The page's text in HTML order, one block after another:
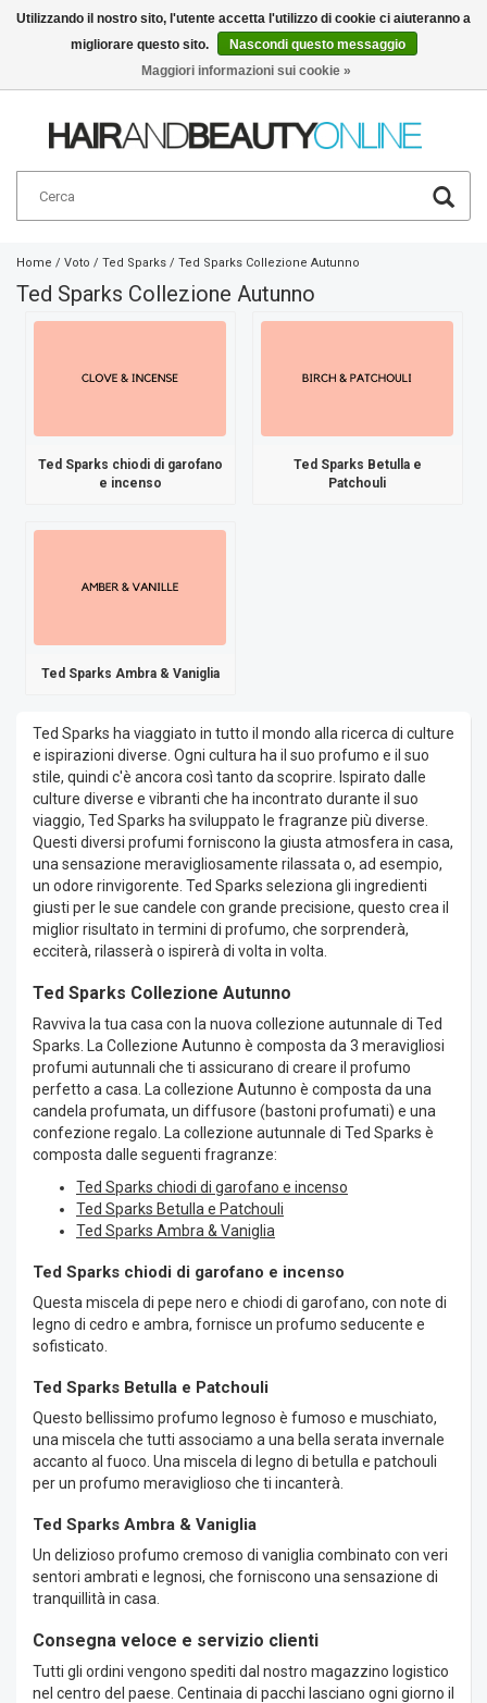
Italiano
Home / Voto / Ted Sparks / Ted Sparks Collezione Autunno
Ted Sparks Collezione Autunno
Ted Sparks chiodi di garofano
e incenso
Ted Sparks Betulla e
Patchouli
Ted Sparks Ambra & Vaniglia
Ted Sparks ha viaggiato in tutto il mondo alla ricerca di culture
e ispirazioni diverse. Ogni cultura ha il suo profumo e il suo
stile, quindi c'è ancora così tanto da scoprire. Ispirato dalle
culture diverse e vibranti che ha incontrato durante il suo
viaggio, Ted Sparks ha sviluppato le fragranze più diverse.
Questi diversi profumi forniscono la giusta atmosfera in casa,
una sensazione meravigliosamente rilassata o, ad esempio,
un odore rinvigorente. Ted Sparks seleziona gli ingredienti
giusti per le sue candele con grande precisione, questo crea il
miglior risultato in termini di profumo, che sorprenderà,
ecciterà, rilasserà o ispirerà di volta in volta.
Ted Sparks Collezione Autunno
Ravviva la tua casa con la nuova collezione autunnale di Ted
Sparks. La Collezione Autunno è composta da 3 meravigliosi
profumi autunnali che ti assicurano di creare il profumo
perfetto a casa. La collezione Autunno è composta da una
candela profumata, un diffusore (bastoni profumati) e una
confezione regalo. La collezione autunnale di Ted Sparks è
composta dalle seguenti fragranze:
Ted Sparks chiodi di garofano e incenso
Ted Sparks Betulla e Patchouli
Ted Sparks Ambra & Vaniglia
Ted Sparks chiodi di garofano e incenso
Questa miscela di pepe nero e chiodi di garofano, con note di
legno di cedro e ambra, fornisce un profumo seducente e
sofisticato.
Ted Sparks Betulla e Patchouli
Questo bellissimo profumo legnoso è fumoso e muschiato,
una miscela che tutti associamo a una bella serata invernale
accanto al fuoco. Una miscela di legno di betulla e patchouli
per un profumo meraviglioso che ti incanterà.
Ted Sparks Ambra & Vaniglia
Un delizioso profumo cremoso di vaniglia combinato con veri
sentori ambrati e legnosi, che forniscono una sensazione di
tranquillità in casa.
Consegna veloce e servizio clienti
Tutti gli ordini vengono spediti dal nostro magazzino logistico
nel centro del paese. Centinaia di pacchi lasciano ogni giorno il
Utilizzando il nostro sito, l'utente accetta l'utilizzo di cookie ci aiuteranno a
migliorare questo sito.
Nascondi questo messaggio
Maggiori informazioni sui cookie »